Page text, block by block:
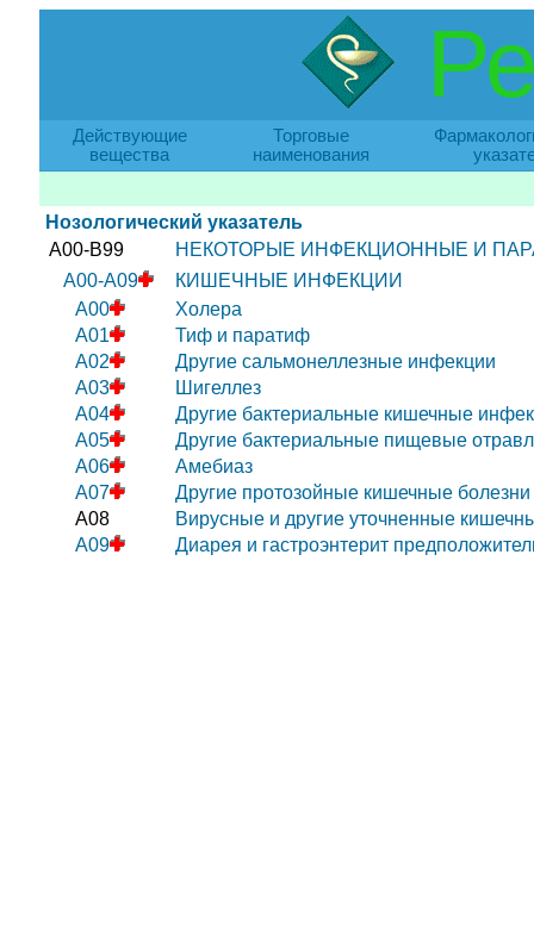
Действующие
вещества
Торговые
наименования
Нозологический указатель
A00-B99
НЕКОТОРЫЕ ИНФЕКЦИОННЫЕ И
A00-A09
КИШЕЧНЫЕ ИНФЕКЦИИ
A00
Холера
A01
Тиф и паратиф
A02
Другие сальмонеллезные инфекции
A03
Шигеллез
A04
Другие бактериальные кишечные
A05
Другие бактериальные пищевые
A06
Амебиаз
A07
Другие протозойные кишечные болезни
A08
Вирусные и другие уточненные
A09
Диарея и гастроэнтерит